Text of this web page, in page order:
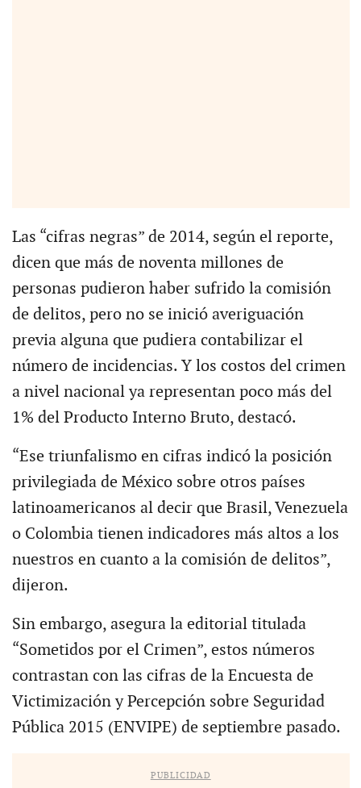
Las “cifras negras” de 2014, según el reporte,
dicen que más de noventa millones de
personas pudieron haber sufrido la comisión
de delitos, pero no se inició averiguación
previa alguna que pudiera contabilizar el
número de incidencias. Y los costos del crimen
a nivel nacional ya representan poco más del
1% del Producto Interno Bruto, destacó.
“Ese triunfalismo en cifras indicó la posición
privilegiada de México sobre otros países
latinoamericanos al decir que Brasil, Venezuela
o Colombia tienen indicadores más altos a los
nuestros en cuanto a la comisión de delitos”,
dijeron.
Sin embargo, asegura la editorial titulada
“Sometidos por el Crimen”, estos números
contrastan con las cifras de la Encuesta de
Victimización y Percepción sobre Seguridad
Pública 2015 (ENVIPE) de septiembre pasado.
PUBLICIDAD